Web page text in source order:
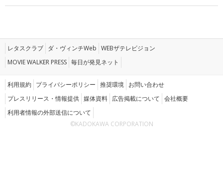
レタスクラブ ダ・ヴィンチWeb WEBザテレビジョン
MOVIE WALKER PRESS 毎日が発見ネット
利用規約 プライバシーポリシー 推奨環境 お問い合わせ
プレスリリース・情報提供 媒体資料 広告掲載について 会社概要
利用者情報の外部送信について
©KADOKAWA CORPORATION